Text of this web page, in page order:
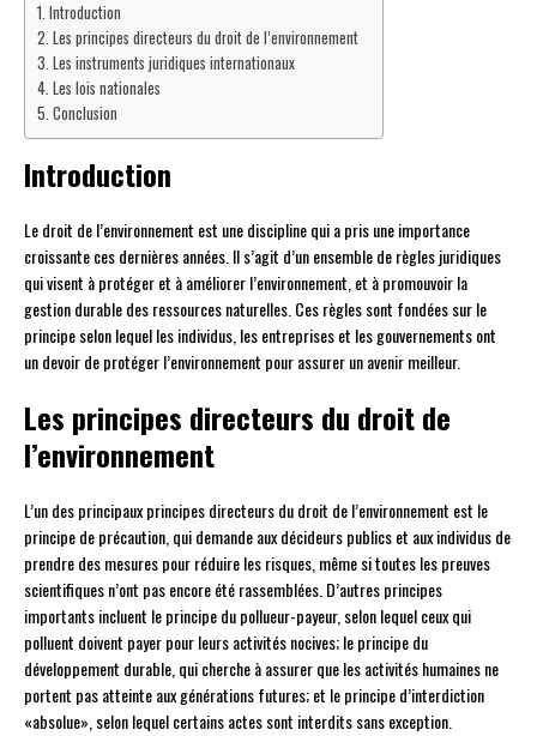
Introduction
Les principes directeurs du droit de l’environnement
Les instruments juridiques internationaux
Les lois nationales
Conclusion
Introduction
Le droit de l’environnement est une discipline qui a pris une importance
croissante ces dernières années. Il s’agit d’un ensemble de règles juridiques
qui visent à protéger et à améliorer l’environnement, et à promouvoir la
gestion durable des ressources naturelles. Ces règles sont fondées sur le
principe selon lequel les individus, les entreprises et les gouvernements ont
un devoir de protéger l’environnement pour assurer un avenir meilleur.
Les principes directeurs du droit de
l’environnement
L’un des principaux principes directeurs du droit de l’environnement est le
principe de précaution, qui demande aux décideurs publics et aux individus de
prendre des mesures pour réduire les risques, même si toutes les preuves
scientifiques n’ont pas encore été rassemblées. D’autres principes
importants incluent le principe du pollueur-payeur, selon lequel ceux qui
polluent doivent payer pour leurs activités nocives; le principe du
développement durable, qui cherche à assurer que les activités humaines ne
portent pas atteinte aux générations futures; et le principe d’interdiction
«absolue», selon lequel certains actes sont interdits sans exception.